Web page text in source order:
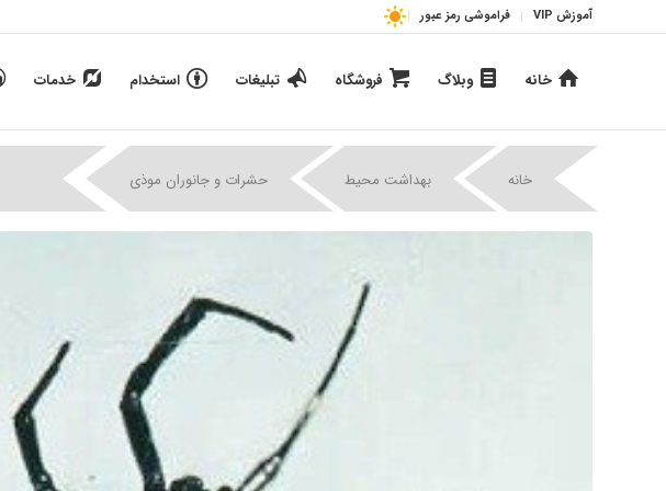
آموزش VIP فراموشی رمز عبور
خانه وبلاگ فروشگاه تبلیغات استخدام خدمات
خانه بهداشت محیط | حشرات و جانوران موذی